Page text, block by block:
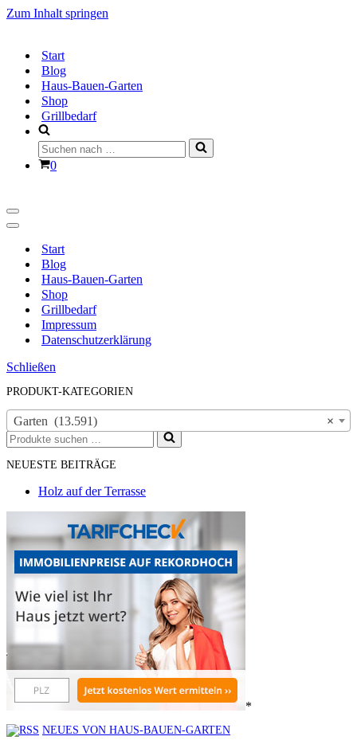
Zum Inhalt springen
Start
Blog
Haus-Bauen-Garten
Shop
Grillbedarf
Suchen
nach …
Warenkorb
0
Navigationsmenü
Navigationsmenü
Start
Blog
Haus-Bauen-Garten
Shop
Grillbedarf
Impressum
Datenschutzerklärung
Schließen
PRODUKT-KATEGORIEN
×
Garten (13.591)
Suchen
nach …
NEUESTE BEITRÄGE
Holz auf der Terrasse
*
NEUES VON HAUS-BAUEN-GARTEN